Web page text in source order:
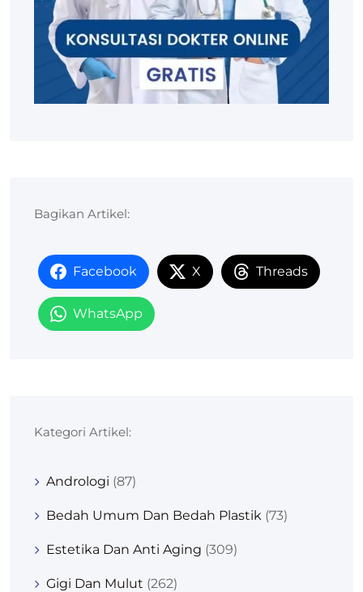
Bagikan Artikel:
Facebook X Threads
WhatsApp
Kategori Artikel:
Andrologi (87)
Bedah Umum Dan Bedah Plastik (73)
Estetika Dan Anti Aging (309)
Gigi Dan Mulut (262)